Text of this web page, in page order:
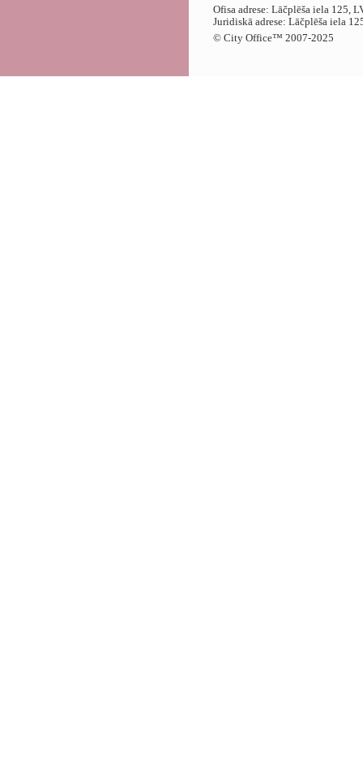
Ofisa adrese: Lāčplēša iela 125,
Juridiskā adrese: Lāčplēša iela
© City Office™ 2007-2025